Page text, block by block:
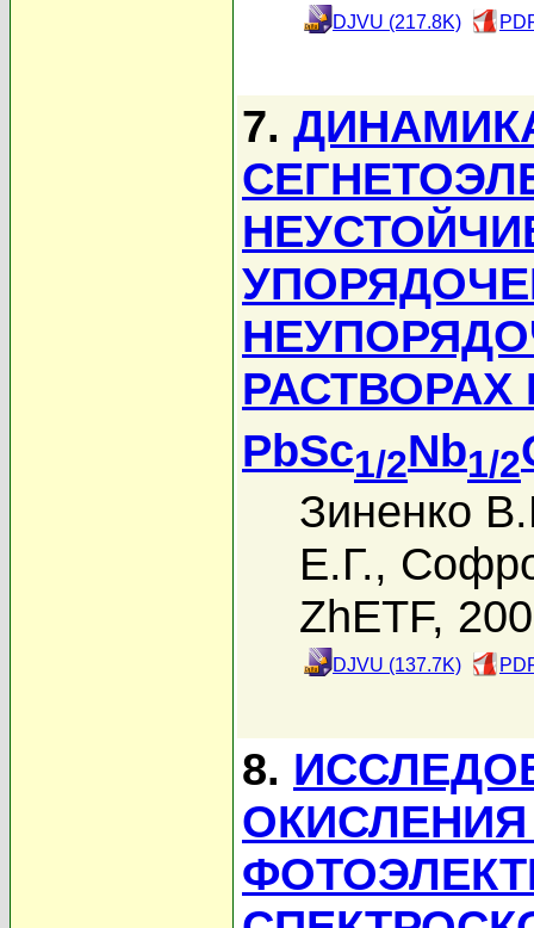
DJVU (217.8K)
7.
РАСТВОРАХ
PbSc1/2Nb1/2
Зиненко
Е.Г.,
ZhETF,
DJVU (137.7K)
8.